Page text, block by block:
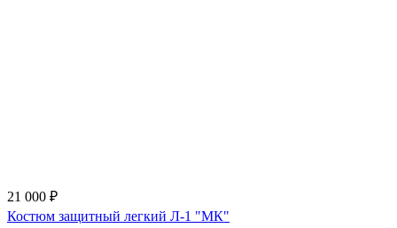
21 000 ₽
Костюм защитный легкий Л-1 "МК"